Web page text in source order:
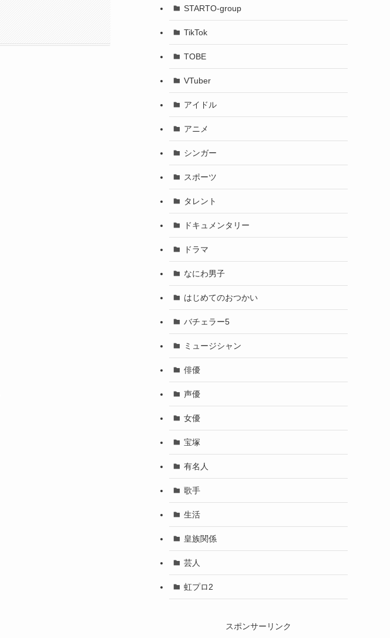
STARTO-group
TikTok
TOBE
VTuber
アイドル
アニメ
シンガー
スポーツ
タレント
ドキュメンタリー
ドラマ
なにわ男子
はじめてのおつかい
バチェラー5
ミュージシャン
俳優
声優
女優
宝塚
有名人
歌手
生活
皇族関係
芸人
虹プロ2
スポンサーリンク